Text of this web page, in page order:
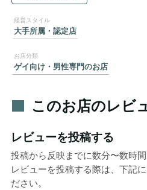
大手所属・認定店
ゲイ向け・男性専門のお店
このお店のレビ
レビューを投稿する
投稿から反映までに数分〜数時間
レビューを投稿する際は、下記
ださい。